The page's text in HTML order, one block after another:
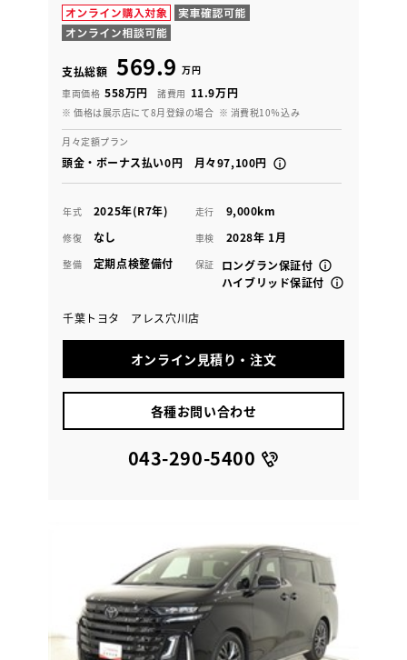
支払総額 569.9 万円
車両価格 558万円 諸費用 11.9万円
※ 価格は展示店にて8月登録の場合 ※ 消費税10％込み
月々定額プラン
頭金・ボーナス払い0円 月々97,100円
年式 2025年(R7年) 走行 9,000km
修復 なし 車検 2028年 1月
整備 定期点検整備付 保証
ロングラン保証付
ハイブリッド保証付
千葉トヨタ アレス穴川店
オンライン見積り・注文
各種お問い合わせ
043-290-5400